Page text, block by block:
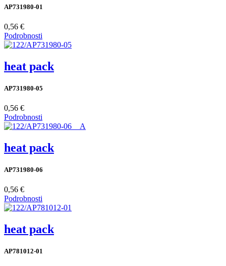
AP731980-01
0,56 €
Podrobnosti
heat pack
AP731980-05
0,56 €
Podrobnosti
heat pack
AP731980-06
0,56 €
Podrobnosti
heat pack
AP781012-01